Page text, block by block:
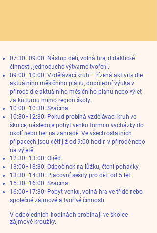
07:30–09:00: Nástup dětí, volná hra, didaktické
činnosti, jednoduché výtvarné tvoření.
09:00–10:00: Vzdělávací kruh – řízená aktivita dle
aktuálního měsíčního plánu, dopolední výuka v
přírodě dle aktuálního měsíčního plánu nebo výlet
za kulturou mimo region školy.
10:00–10:30: Svačina.
10:30–12:30: Pokud probíhá vzdělávací kruh ve
školce, následuje pobyt venku formou vycházky do
okolí nebo her na zahradě. Ve všech ostatních
případech jsou děti již od 9:00 hodin v přírodě nebo
na výletě.
12:30–13:00: Oběd.
13:00–13:30: Odpočinek na lůžku, čtení pohádky.
13:30–14:30: Pracovní sešity pro děti od 5 let.
15:30–16:00: Svačina.
16:00–17:30: Pobyt venku, volná hra ve třídě nebo
společné zájmové a tvořivé činnosti.
V odpoledních hodinách probíhají ve školce
zájmové kroužky.